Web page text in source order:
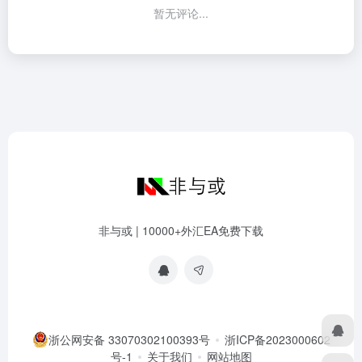
暂无评论...
非与或 | 10000+外汇EA免费下载
浙公网安备 33070302100393号
浙ICP备2023000602
号-1
关于我们 网站地图